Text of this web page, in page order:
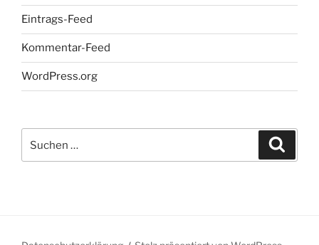
Eintrags-Feed
Kommentar-Feed
WordPress.org
nach: